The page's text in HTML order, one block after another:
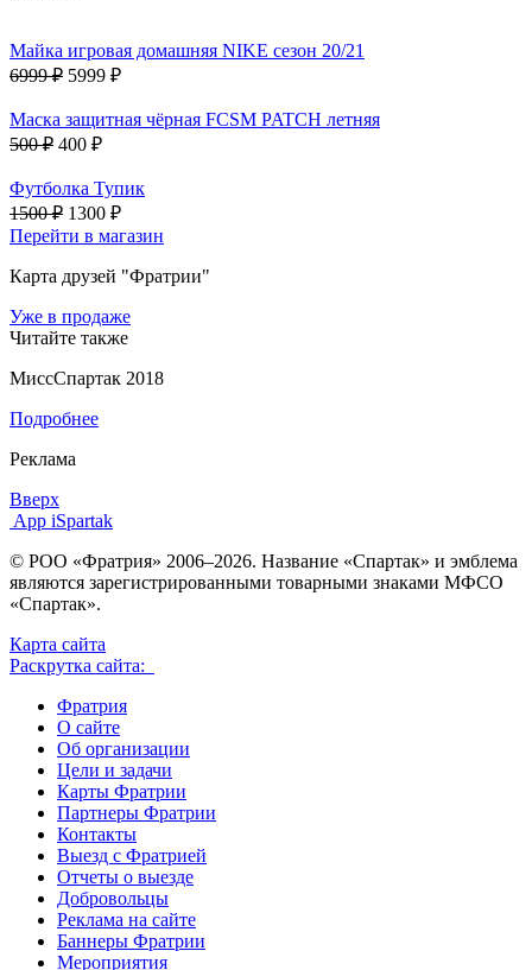
Майка игровая домашняя NIKE сезон 20/21
6999 ₽ 5999 ₽
Маска защитная чёрная FCSM PATCH летняя
500 ₽ 400 ₽
Футболка Тупик
1500 ₽ 1300 ₽
Перейти в магазин
Карта друзей "Фратрии"
Уже в продаже
Читайте также
МиссСпартак 2018
Подробнее
Реклама
Вверх
App iSpartak
© РОО «Фратрия» 2006–2026. Название «Спартак» и эмблема
являются зарегистрированными товарными знаками МФСО
«Спартак».
Карта сайта
Раскрутка сайта:
Фратрия
О сайте
Об организации
Цели и задачи
Карты Фратрии
Партнеры Фратрии
Контакты
Выезд с Фратрией
Отчеты о выезде
Добровольцы
Реклама на сайте
Баннеры Фратрии
Мероприятия